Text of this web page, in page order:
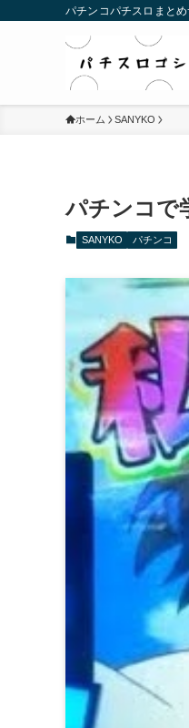
パチンコパチスロまと
ホーム SANYKO
パチンコで
SANYKO パチンコ